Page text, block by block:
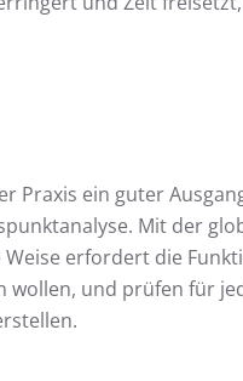
Praxis ein guter
Mit der
erfordert die
wollen, und prüfen für